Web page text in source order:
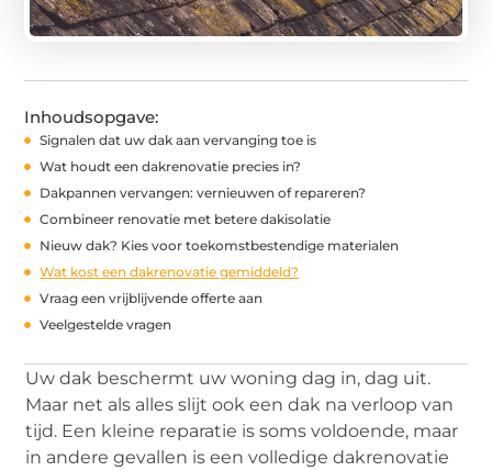
Inhoudsopgave:
Signalen dat uw dak aan vervanging toe is
Wat houdt een dakrenovatie precies in?
Dakpannen vervangen: vernieuwen of repareren?
Combineer renovatie met betere dakisolatie
Nieuw dak? Kies voor toekomstbestendige materialen
Wat kost een dakrenovatie gemiddeld?
Vraag een vrijblijvende offerte aan
Veelgestelde vragen
Uw dak beschermt uw woning dag in, dag uit.
Maar net als alles slijt ook een dak na verloop van
tijd. Een kleine reparatie is soms voldoende, maar
in andere gevallen is een volledige dakrenovatie